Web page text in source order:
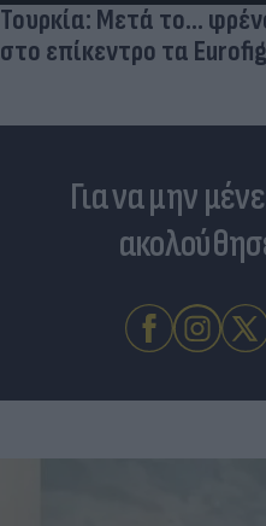
Τουρκία: Μετά το...
στο επίκεντρο τα
Για να μην